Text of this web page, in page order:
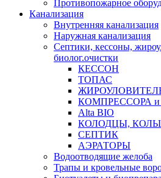
Противопожарное
Канализация
Внутренняя канализация
Наружная канализация
Септики, кессоны,
биолог.очистки
КЕССОН
ТОПАС
КОМПРЕССОРА и
Alta BIO
КОЛОДЦЫ,
СЕПТИК
АЭРАТОРЫ
Водоотводящие желоба
Трапы и кровельные